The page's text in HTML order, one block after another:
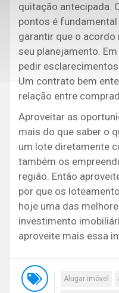
quitação antecipada.
pontos é
garantir que o
seu planejamento.
pedir
Um contrato bem
relação entre
Aproveitar as
mais do que saber o
um lote diretamente
também os
região. Então
por que os
hoje uma das
investimento
aproveite mais essa
Alugar imóvel